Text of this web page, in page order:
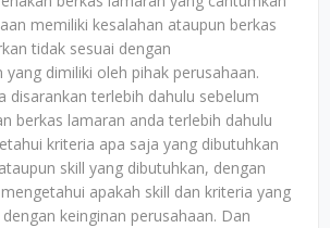
memiliki kesalahan ataupun berkas
tidak sesuai dengan
dimiliki oleh pihak perusahaan.
disarankan terlebih dahulu sebelum
berkas lamaran anda terlebih dahulu
kriteria apa saja yang dibutuhkan
skill yang dibutuhkan, dengan
apakah skill dan kriteria yang
keinginan perusahaan. Dan